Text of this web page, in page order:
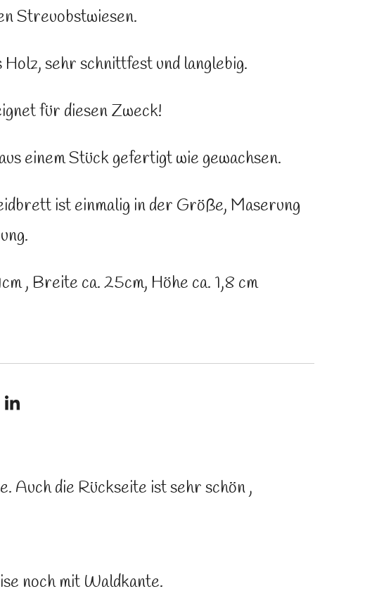
Streuobstwiesen.
Holz, sehr schnittfest und langlebig.
für diesen Zweck!
einem Stück gefertigt wie gewachsen.
ist einmalig in der Größe, Maserung
, Breite ca. 25cm, Höhe ca. 1,8 cm
T
e
Auch die Rückseite ist sehr schön ,
noch mit Waldkante.